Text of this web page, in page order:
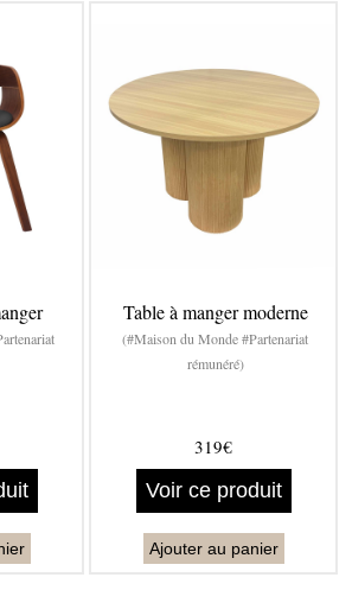
Table à manger moderne
(#Maison du Monde #Partenariat
rémunéré)
319€
Voir ce produit
Ajouter au panier